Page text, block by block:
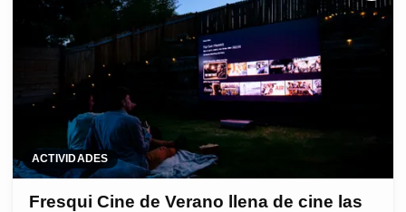
ACTIVIDADES
Fresqui Cine de Verano llena de cine las